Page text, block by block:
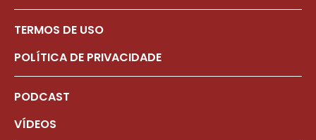
TERMOS DE USO
POLÍTICA DE PRIVACIDADE
PODCAST
VÍDEOS